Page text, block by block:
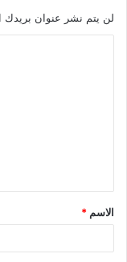
لن يتم نشر عنوان بريدك
ق
*
الاسم *